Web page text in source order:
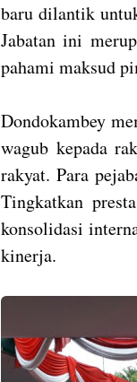
baru dilantik
Jabatan ini
pahami maksud
Dondokambey
wagub kepada
rakyat. Para
Tingkatkan
konsolidasi
kinerja.